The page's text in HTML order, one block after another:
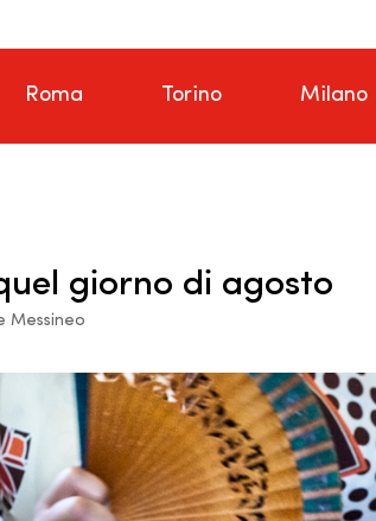
Roma Torino Milano
giorno di agosto
Messineo